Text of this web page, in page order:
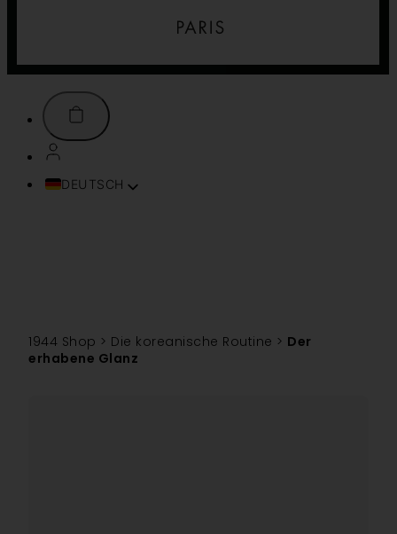
DEUTSCH
简体中文
1944 Shop > Die koreanische Routine > Der
erhabene Glanz